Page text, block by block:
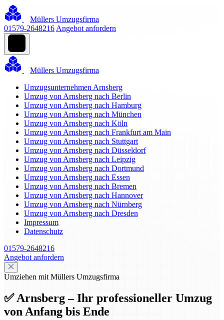
Müllers Umzugsfirma
01579-2648216 Angebot anfordern
Müllers Umzugsfirma
Umzugsunternehmen Arnsberg
Umzug von Arnsberg nach Berlin
Umzug von Arnsberg nach Hamburg
Umzug von Arnsberg nach München
Umzug von Arnsberg nach Köln
Umzug von Arnsberg nach Frankfurt am Main
Umzug von Arnsberg nach Stuttgart
Umzug von Arnsberg nach Düsseldorf
Umzug von Arnsberg nach Leipzig
Umzug von Arnsberg nach Dortmund
Umzug von Arnsberg nach Essen
Umzug von Arnsberg nach Bremen
Umzug von Arnsberg nach Hannover
Umzug von Arnsberg nach Nürnberg
Umzug von Arnsberg nach Dresden
Impressum
Datenschutz
01579-2648216
Angebot anfordern
Umziehen mit Müllers Umzugsfirma
✅ Arnsberg – Ihr professioneller Umzug
von Anfang bis Ende